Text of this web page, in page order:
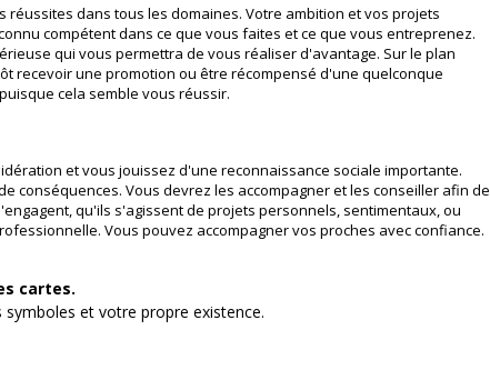
dans tous les domaines. Votre ambition et vos projets
compétent dans ce que vous faites et ce que vous entreprenez.
qui vous permettra de vous réaliser d'avantage. Sur le plan
recevoir une promotion ou être récompensé d'une quelconque
cela semble vous réussir.
et vous jouissez d'une reconnaissance sociale importante.
conséquences. Vous devrez les accompagner et les conseiller afin de
qu'ils s'agissent de projets personnels, sentimentaux, ou
Vous pouvez accompagner vos proches avec confiance.
cartes.
et votre propre existence.